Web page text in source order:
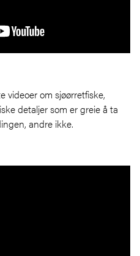
videoer om sjøørretfiske,
detaljer som er greie å ta
andre ikke.